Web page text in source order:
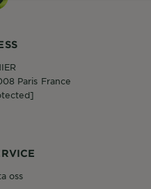
oss
Paris France